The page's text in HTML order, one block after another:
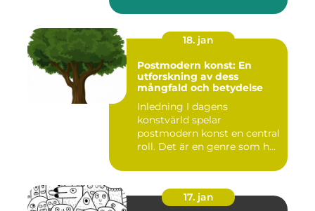
18. jan
Postmodern konst: En
utforskning av dess
mångfald och betydelse
Inledning I dagens
konstvärld spelar
postmodern konst en central
roll. Det är en genre som har
17. jan